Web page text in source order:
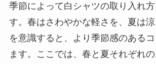
季節によって白シャツの取り入れ
す。春はさわやかな軽さを、夏は
を意識すると、より季節感のある
ます。ここでは、春と夏それぞれ